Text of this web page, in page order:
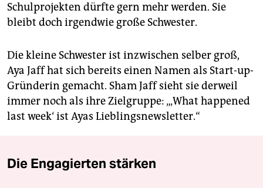
Schulprojekten dürfte gern mehr werden. Sie
bleibt doch irgendwie große Schwester.
Die kleine Schwester ist inzwischen selber groß,
Aya Jaff hat sich bereits einen Namen als Start-up-
Gründerin gemacht. Sham Jaff sieht sie derweil
immer noch als ihre Zielgruppe: „‚What happened
last week‘ ist Ayas Lieblingsnewsletter.“
Die Engagierten stärken